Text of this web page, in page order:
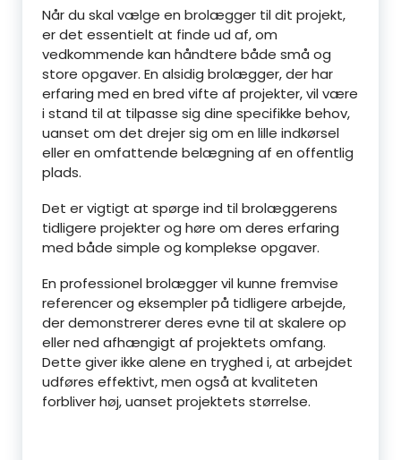
Når du skal vælge en brolægger til dit projekt,
er det essentielt at finde ud af, om
vedkommende kan håndtere både små og
store opgaver. En alsidig brolægger, der har
erfaring med en bred vifte af projekter, vil være
i stand til at tilpasse sig dine specifikke behov,
uanset om det drejer sig om en lille indkørsel
eller en omfattende belægning af en offentlig
plads.
Det er vigtigt at spørge ind til brolæggerens
tidligere projekter og høre om deres erfaring
med både simple og komplekse opgaver.
En professionel brolægger vil kunne fremvise
referencer og eksempler på tidligere arbejde,
der demonstrerer deres evne til at skalere op
eller ned afhængigt af projektets omfang.
Dette giver ikke alene en tryghed i, at arbejdet
udføres effektivt, men også at kvaliteten
forbliver høj, uanset projektets størrelse.